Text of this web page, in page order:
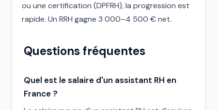
ou une certification (DPFRH), la progression est
rapide. Un RRH gagne 3 000–4 500 € net.
Questions fréquentes
Quel est le salaire d'un assistant RH en
France ?